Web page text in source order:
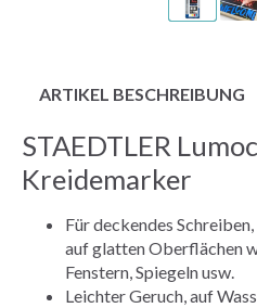
ARTIKEL BESCHREIBUNG
STAEDTLER
Kreidemarker
Für deckendes
auf glatten Oberflächen
Fenstern, Spiegeln usw.
Leichter Geruch, auf